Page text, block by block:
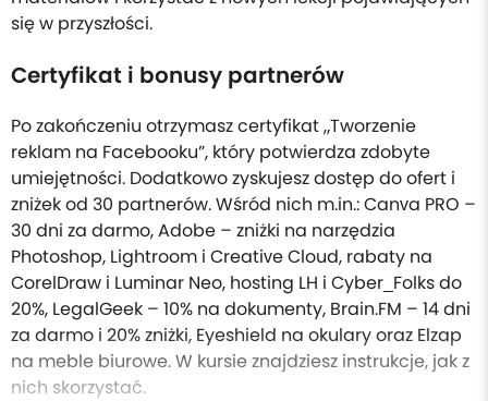
się w przyszłości.
Certyfikat i bonusy partnerów
Po zakończeniu otrzymasz certyfikat „Tworzenie
reklam na Facebooku”, który potwierdza zdobyte
umiejętności. Dodatkowo zyskujesz dostęp do ofert i
zniżek od 30 partnerów. Wśród nich m.in.: Canva PRO –
30 dni za darmo, Adobe – zniżki na narzędzia
Photoshop, Lightroom i Creative Cloud, rabaty na
CorelDraw i Luminar Neo, hosting LH i Cyber_Folks do
20%, LegalGeek – 10% na dokumenty, Brain.FM – 14 dni
za darmo i 20% zniżki, Eyeshield na okulary oraz Elzap
na meble biurowe. W kursie znajdziesz instrukcje, jak z
nich skorzystać.